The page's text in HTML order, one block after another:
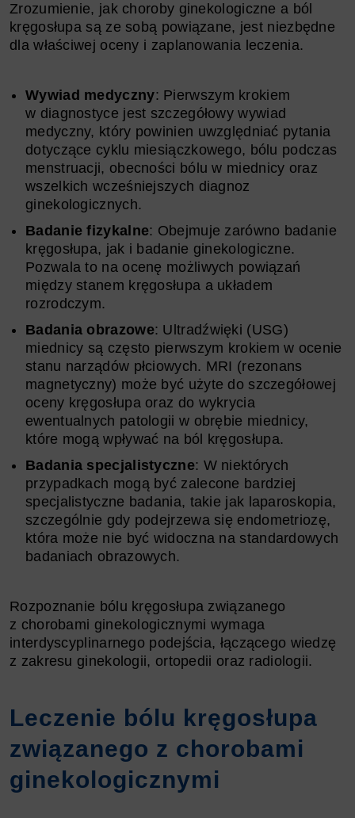
Zrozumienie, jak choroby ginekologiczne a ból
kręgosłupa są ze sobą powiązane, jest niezbędne
dla właściwej oceny i zaplanowania leczenia.
Wywiad medyczny: Pierwszym krokiem
w diagnostyce jest szczegółowy wywiad
medyczny, który powinien uwzględniać pytania
dotyczące cyklu miesiączkowego, bólu podczas
menstruacji, obecności bólu w miednicy oraz
wszelkich wcześniejszych diagnoz
ginekologicznych.
Badanie fizykalne: Obejmuje zarówno badanie
kręgosłupa, jak i badanie ginekologiczne.
Pozwala to na ocenę możliwych powiązań
między stanem kręgosłupa a układem
rozrodczym.
Badania obrazowe: Ultradźwięki (USG)
miednicy są często pierwszym krokiem w ocenie
stanu narządów płciowych. MRI (rezonans
magnetyczny) może być użyte do szczegółowej
oceny kręgosłupa oraz do wykrycia
ewentualnych patologii w obrębie miednicy,
które mogą wpływać na ból kręgosłupa.
Badania specjalistyczne: W niektórych
przypadkach mogą być zalecone bardziej
specjalistyczne badania, takie jak laparoskopia,
szczególnie gdy podejrzewa się endometriozę,
która może nie być widoczna na standardowych
badaniach obrazowych.
Rozpoznanie bólu kręgosłupa związanego
z chorobami ginekologicznymi wymaga
interdyscyplinarnego podejścia, łączącego wiedzę
z zakresu ginekologii, ortopedii oraz radiologii.
Leczenie bólu kręgosłupa
związanego z chorobami
ginekologicznymi